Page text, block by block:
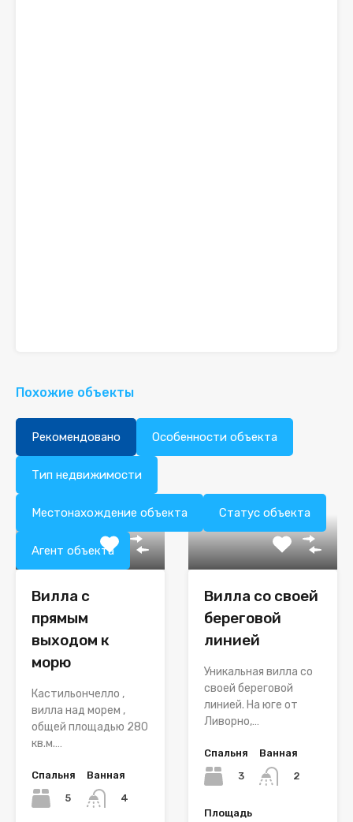
Похожие объекты
Рекомендовано Особенности объекта
Тип недвижимости
Местонахождение объекта Статус объекта
Агент объекта
Вилла с
прямым
выходом к
морю
Кастильончелло ,
вилла над морем ,
общей площадью 280
кв.м.…
Спальня
5
Ванная
4
Вилла со своей
береговой
линией
Уникальная вилла со
своей береговой
линией. На югe от
Ливорно,…
Спальня
3
Ванная
2
Площадь